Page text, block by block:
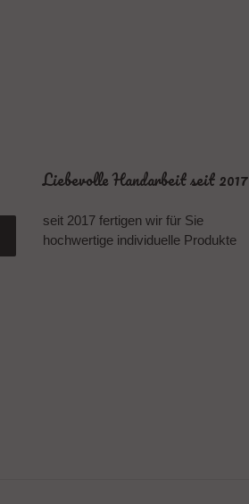
Liebevolle Handarbeit seit 2017
seit 2017 fertigen wir für Sie
hochwertige individuelle Produkte